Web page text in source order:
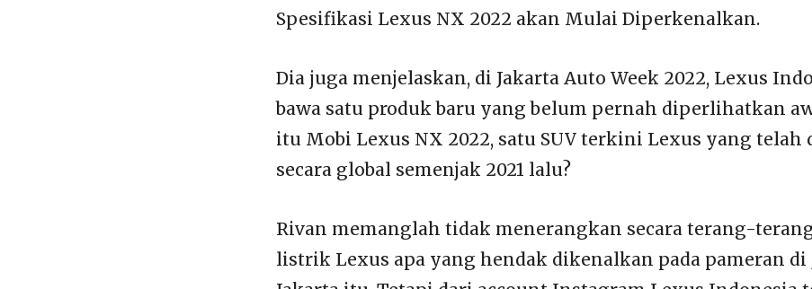
Spesifikasi Lexus NX 2022 akan Mulai Diperkenalkan.
Dia juga menjelaskan, di Jakarta Auto Week 2022, Lexus
bawa satu produk baru yang belum pernah diperlihatkan
itu Mobi Lexus NX 2022, satu SUV terkini Lexus yang
secara global semenjak 2021 lalu?
Rivan memanglah tidak menerangkan secara terang-
listrik Lexus apa yang hendak dikenalkan pada pameran di